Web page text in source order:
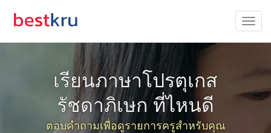
เรียนภาษาโปรตุเกส
รัชดาภิเษก ที่ไหนดี
ตอบคำถามเพื่อดูรายการครูสำหรับคุณ